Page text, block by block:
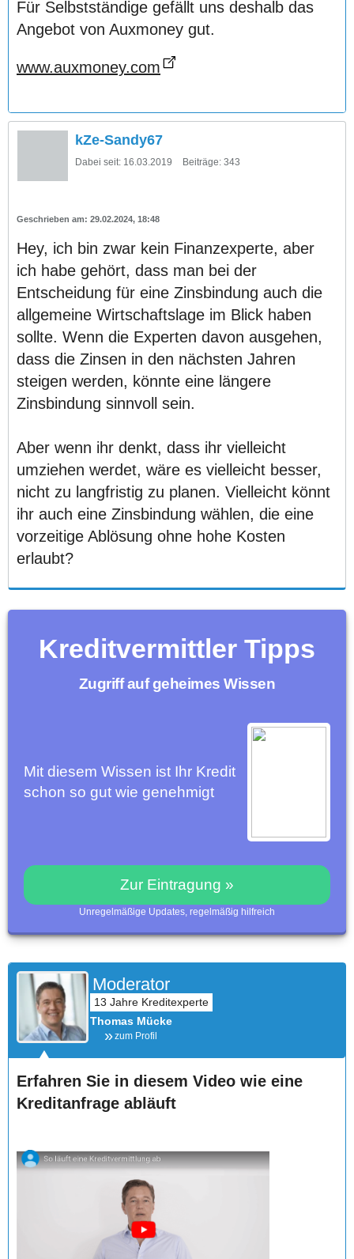
Für Selbstständige gefällt uns deshalb das
Angebot von Auxmoney gut.
www.auxmoney.com
kZe-Sandy67
Dabei seit: 16.03.2019 Beiträge: 343
29.02.2024, 18:48
Hey, ich bin zwar kein Finanzexperte, aber
ich habe gehört, dass man bei der
Entscheidung für eine Zinsbindung auch die
allgemeine Wirtschaftslage im Blick haben
sollte. Wenn die Experten davon ausgehen,
dass die Zinsen in den nächsten Jahren
steigen werden, könnte eine längere
Zinsbindung sinnvoll sein.
Aber wenn ihr denkt, dass ihr vielleicht
umziehen werdet, wäre es vielleicht besser,
nicht zu langfristig zu planen. Vielleicht könnt
ihr auch eine Zinsbindung wählen, die eine
vorzeitige Ablösung ohne hohe Kosten
erlaubt?
Kreditvermittler Tipps
Zugriff auf geheimes Wissen
Mit diesem Wissen ist Ihr Kredit
schon so gut wie genehmigt
Zur Eintragung »
Unregelmäßige Updates, regelmäßig hilfreich
Moderator
Thomas Mücke
zum Profil
Erfahren Sie in diesem Video wie eine
Kreditanfrage abläuft